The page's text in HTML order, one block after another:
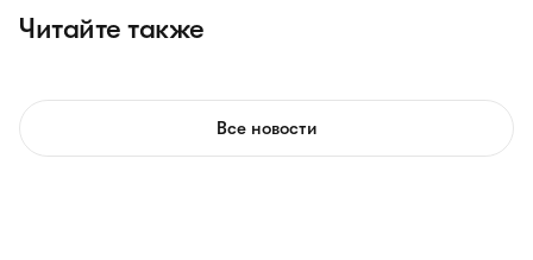
Читайте также
Все новости